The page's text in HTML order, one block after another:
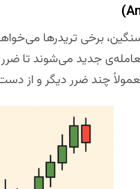
برخی تریدرها
جدید می‌شوند تا ضرر
چند ضرر دیگر و از